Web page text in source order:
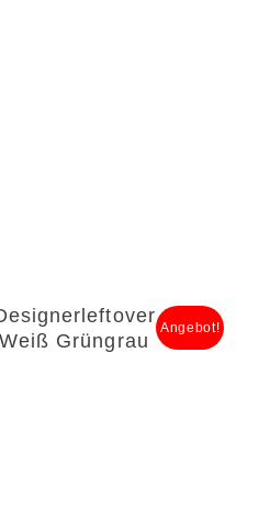
Grüngrau
Angebot!